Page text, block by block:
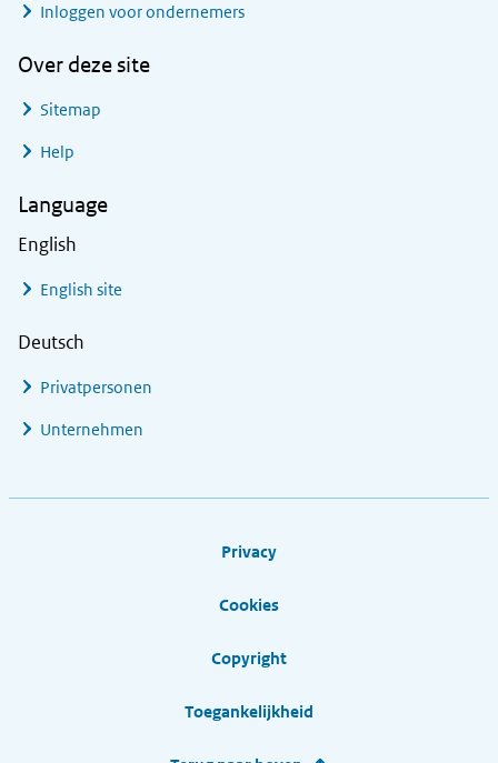
Inloggen voor ondernemers
Over deze site
Sitemap
Help
Language
English
English site
Deutsch
Privatpersonen
Unternehmen
Privacy
Cookies
Copyright
Toegankelijkheid